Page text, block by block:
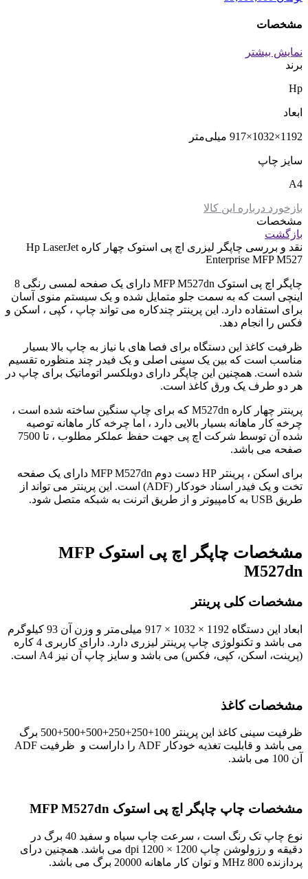
مشخصات
نمایش بیشتر
برند
Hp
ابعاد
1192×1032×917 میلی‌متر
سایز چاپ
A4
بازخورد درباره این کالا
مشخصات
بازگشت
نقد و بررسی
چاپگر لیزری اچ پی استوک چهار کاره Hp LaserJet
Enterprise MFP M527
چاپگر اچ پی استوک MFP M527dn دارای یک صفحه لمسی رنگی 8
اینچی است که به سمت جلو متمایل شده و یک سیستم منوی آسان
برای استفاده دارد. این پرینتر چندکاره می تواند چاپ ، کپی ، اسکن و
فکس را انجام دهد.
ظرفیت کاغذ این دستگاه برای فصا های با نیاز به چاپ بالا بسیار
مناسب است که بین یک سینی اصلی و یک فیدر چند منظوره تقسیم
شده است. همچنین این چاپگر دارای دوبلکسر اتوماتیک برای چاپ در
هر دو طرف یک ورق کاغذ است.
پرینتر چهار کاره M527dn که برای چاپ سنگین ساخته شده است ،
چرخه کار ماهانه بسیار بالایی دارد ، اما چرخه کار ماهانه توصیه
شده آن توسط شرکت اچ پی جهت حفظ عملکر مطلوب ، تا 7500
صفحه می باشد.
برای اسکن ، پرینتر HP دست دوم MFP M527dn دارای یک صفحه
تخت و یک فیدر اسناد خودکار (ADF) است. این پرینتر می تواند از
طریق USB به کامپیوتر و از طریق اترنت به شبکه متصل شود.
مشخصات چاپگر اچ پی استوک MFP
M527dn
مشخصات کلی پرینتر
ابعاد این دستگاه 1192 × 1032 × 917 میلی‌متر و وزن آن 93 کیلوگرم
می باشد و تکنولوژی چاپ پرینتر لیزری دارد. دارای کاربری 4 کاره
(پرینت، اسکن، کپی، فکس) می باشد و سایز چاپ آن نیز A4 است.
مشخصات کاغذ
ظرفیت سینی کاغذ این پرینتر 100+250+250+500+500+500 برگ
می باشد و قابلیت تغذیه خودکار ADF را داراست و ظرفیت ADF
آن 100 می باشد.
مشخصات چاپ چاپگر اچ پی استوک MFP M527dn
نوع چاپ تک رنگ است ، سرعت چاپ سیاه و سفید 40 برگ در
دقیقه و رزولوشن چاپ 1200 × 1200 dpi می باشد. همچنین درای
پردازنده 800 MHz و توان کار ماهانه 20000 برگ می باشد.